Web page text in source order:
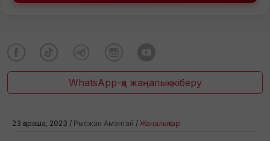
WhatsApp-қа жаңалық жіберу
23 қараша, 2023 / Рысжан Амантай / Жаңалықтар